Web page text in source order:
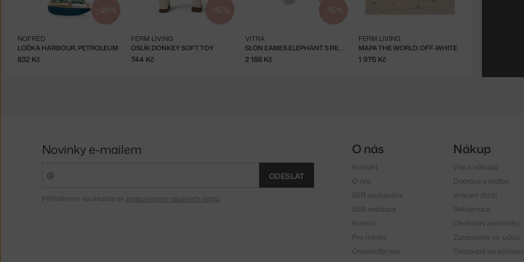
−20 %
LOĎKA HARBOUR, PETROLEUM
NOFRED
832 Kč
−15 %
OSLÍK DONKEY SOFT TOY
FERM LIVING
744 Kč
−15 %
SLON EAMES ELEPHANT S RE, WHITE
VITRA
2 188 Kč
MAPA THE WORLD, OFF-WHITE
FERM LIVING
1 975 Kč
Novinky e-mailem
ODESLAT
Přihlášením souhlasíte se zpracováním osobních údajů
O nás
Kontakt
O nás
B2B spolupráce
B2B realizace
Kariéra
Pro média
Ohodnoťte nás
Nákup
Vše o nákupu
Doprava a platba
Vrácení zboží
Reklamace
Obchodní podmínky
Zpracování os. údajů
Odstoupit od smlouvy